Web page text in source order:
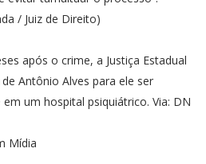
/ Juiz de Direito)
após o crime, a Justiça Estadual
Antônio Alves para ele ser
um hospital psiquiátrico. Via: DN
Mídia